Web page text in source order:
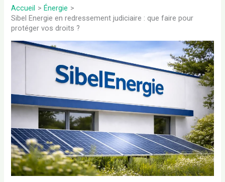
Accueil
Énergie
Sibel Energie en redressement judiciaire : que faire pour
protéger vos droits ?